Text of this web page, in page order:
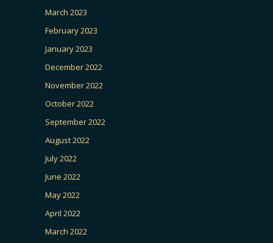
March 2023
February 2023
January 2023
December 2022
November 2022
October 2022
September 2022
August 2022
July 2022
June 2022
May 2022
April 2022
March 2022